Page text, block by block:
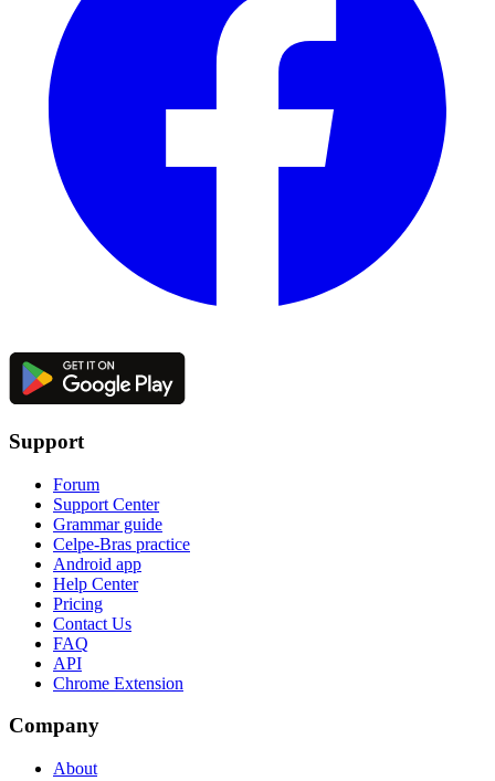
Support
Forum
Support Center
Grammar guide
Celpe-Bras practice
Android app
Help Center
Pricing
Contact Us
FAQ
API
Chrome Extension
Company
About